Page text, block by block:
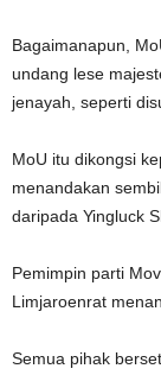
Bagaimanapun,
undang lese
jenayah, seperti
MoU itu dikongsi
menandakan
daripada Yingluck
Pemimpin parti
Limjaroenrat
Semua pihak